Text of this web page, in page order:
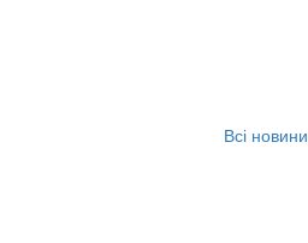
Всі новини